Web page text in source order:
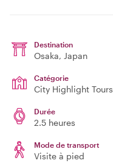
Destination
Osaka, Japan
Catégorie
City Highlight Tours
Durée
2.5 heures
Mode de transport
Visite à pied